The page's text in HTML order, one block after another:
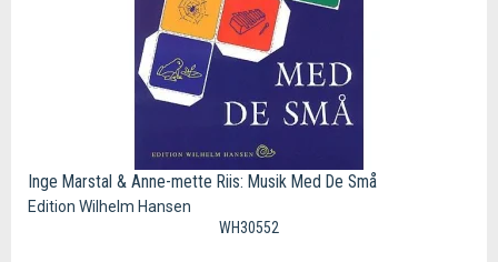
Inge Marstal & Anne-mette Riis: Musik Med De Små
Edition Wilhelm Hansen
WH30552